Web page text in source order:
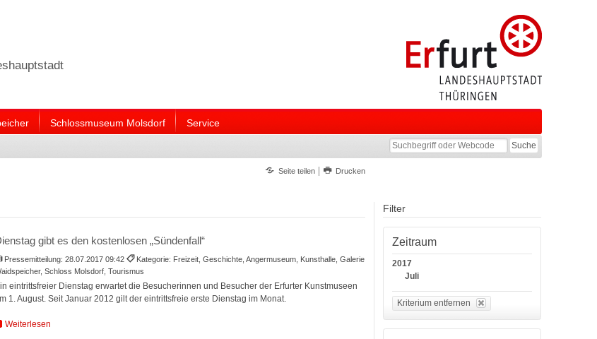
Schlossmuseum Molsdorf Service
Seite teilen Drucken
gibt es den kostenlosen „Sündenfall“
Pressemitteilung:28.07.2017 09:42
Kategorie: Freizeit, Geschichte, Angermuseum, Kunsthalle, Galerie
Schloss Molsdorf, Tourismus
eintrittsfreier Dienstag erwartet die Besucherinnen und Besucher der Erfurter Kunstmuseen
1. August. Seit Januar 2012 gilt der eintrittsfreie erste Dienstag im Monat.
Weiterlesen
Filter
Zeitraum
2017
Juli
Kriterium entfernen